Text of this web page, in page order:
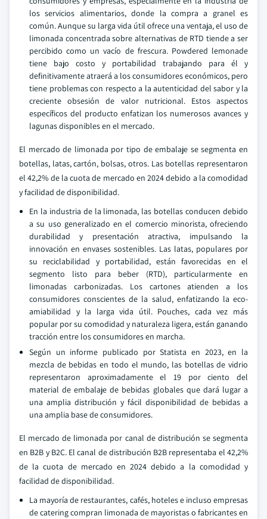
los servicios alimentarios, donde la compra a granel es
común. Aunque su larga vida útil ofrece una ventaja, el uso de
limonada concentrada sobre alternativas de RTD tiende a ser
percibido como un vacío de frescura. Powdered lemonade
tiene bajo costo y portabilidad trabajando para él y
definitivamente atraerá a los consumidores económicos, pero
tiene problemas con respecto a la autenticidad del sabor y la
creciente obsesión de valor nutricional. Estos aspectos
específicos del producto enfatizan los numerosos avances y
lagunas disponibles en el mercado.
El mercado de limonada por tipo de embalaje se segmenta en
botellas, latas, cartón, bolsas, otros. Las botellas representaron
el 42,2% de la cuota de mercado en 2024 debido a la comodidad
y facilidad de disponibilidad.
En la industria de la limonada, las botellas conducen debido
a su uso generalizado en el comercio minorista, ofreciendo
durabilidad y presentación atractiva, impulsando la
innovación en envases sostenibles. Las latas, populares por
su reciclabilidad y portabilidad, están favorecidas en el
segmento listo para beber (RTD), particularmente en
limonadas carbonizadas. Los cartones atienden a los
consumidores conscientes de la salud, enfatizando la eco-
amiabilidad y la larga vida útil. Pouches, cada vez más
popular por su comodidad y naturaleza ligera, están ganando
tracción entre los consumidores en marcha.
Según un informe publicado por Statista en 2023, en la
mezcla de bebidas en todo el mundo, las botellas de vidrio
representaron aproximadamente el 19 por ciento del
material de embalaje de bebidas globales que dará lugar a
una amplia distribución y fácil disponibilidad de bebidas a
una amplia base de consumidores.
El mercado de limonada por canal de distribución se segmenta
en B2B y B2C. El canal de distribución B2B representaba el 42,2%
de la cuota de mercado en 2024 debido a la comodidad y
facilidad de disponibilidad.
La mayoría de restaurantes, cafés, hoteles e incluso empresas
de catering compran limonada de mayoristas o fabricantes en